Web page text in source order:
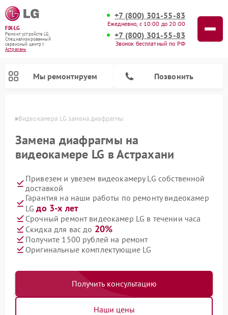
FIX-LG
Ремонт устройств LG
Специализированный
cервисный центр г.
Астрахань
+7 (800) 301-55-83
Ежедневно, с 10:00 до 20:00
+7 (800) 301-55-83
Звонок бесплатный по РФ
Мы ремонтируем Позвонить
Видеокамера LG замена диафрагмы
Замена диафрагмы на
видеокамере LG в Астрахани
Привезем и увезем видеокамеру LG собственной
доставкой
Гарантия на наши работы по ремонту видеокамер
LGдо 3-х лет
Срочный ремонт видеокамер LG в течении часа
Скидка для вас до 20%
Получите 1500 рублей на ремонт
Оригинальные комплектующие LG
Получить консультацию
Наши цены